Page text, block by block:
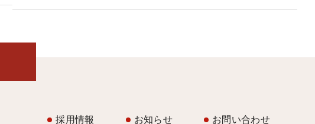
採用情報 お知らせ お問い合わせ